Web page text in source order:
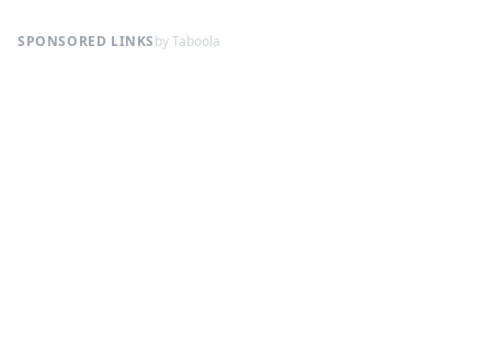
SPONSORED LINKSby Taboola